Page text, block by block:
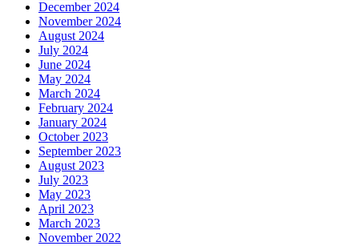
December 2024
November 2024
August 2024
July 2024
June 2024
May 2024
March 2024
February 2024
January 2024
October 2023
September 2023
August 2023
July 2023
May 2023
April 2023
March 2023
November 2022